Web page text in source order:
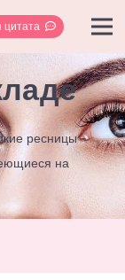
цитата
ресницы -
на